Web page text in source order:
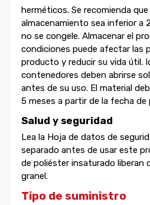
herméticos. Se recomienda
almacenamiento sea inferior a
no se congele. Almacenar el
condiciones puede afectar las
producto y reducir su vida útil.
contenedores deben abrirse
antes de su uso. El material
5 meses a partir de la fecha de
Salud y seguridad
Lea la Hoja de datos de
separado antes de usar este
de poliéster insaturado liberan
granel.
Tipo de suministro